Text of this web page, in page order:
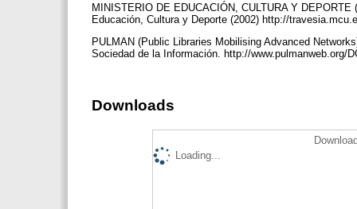
MINISTERIO DE EDUCACIÓN, CULTURA Y
Educación, Cultura y Deporte (2002) http://
PULMAN (Public Libraries Mobilising Advanced
Sociedad de la Información. http://www.pulmanweb.org/
Downloads
Loading...